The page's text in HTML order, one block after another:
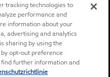
tracking technologies to
performance and
information about your
advertising and analytics
sharing by using the
opt-out preference
further information and